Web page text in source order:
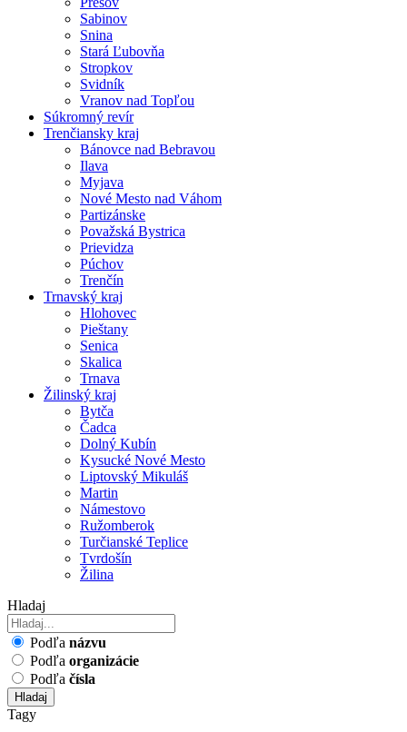
Sabinov
Snina
Stará Ľubovňa
Stropkov
Svidník
Vranov nad Topľou
Súkromný revír
Trenčiansky kraj
Bánovce nad Bebravou
Ilava
Myjava
Nové Mesto nad Váhom
Partizánske
Považská Bystrica
Prievidza
Púchov
Trenčín
Trnavský kraj
Hlohovec
Pieštany
Senica
Skalica
Trnava
Žilinský kraj
Bytča
Čadca
Dolný Kubín
Kysucké Nové Mesto
Liptovský Mikuláš
Martin
Námestovo
Ružomberok
Turčianské Teplice
Tvrdošín
Žilina
Hladaj
Podľa názvu
Podľa organizácie
Podľa čísla
Hladaj
Tagy